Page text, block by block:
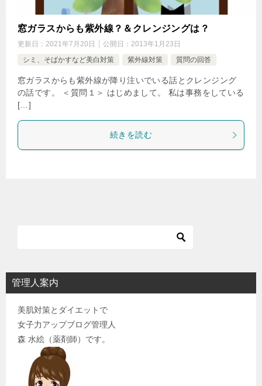
窓ガラスからも紫外線？＆クレンジングは？
更新日： 2021年7月20日 公開日： 2013年1月23日
シミ、そばかすなど美白対策
紫外線対策 質問の回答
窓ガラスからも紫外線が降り注いでいる話とクレンジング
の話です。 ＜質問１＞ はじめまして。 私は事務をしている
[…]
続きを読む
管理人案内
美肌対策とダイエットで
女子力アップブログ管理人
森 水絵（薬剤師）です。